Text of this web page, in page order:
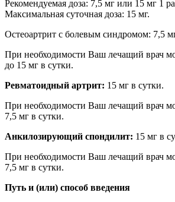
Рекомендуемая доза: 7,5 мг или 15 мг 1
Максимальная суточная доза: 15 мг.
Остеоартрит с болевым синдромом: 7,5
При необходимости Ваш лечащий врач
до 15 мг в сутки.
Ревматоидный артрит: 15 мг в сутки.
При необходимости Ваш лечащий врач
7,5 мг в сутки.
Анкилозирующий спондилит: 15 мг в
При необходимости Ваш лечащий врач
7,5 мг в сутки.
Путь и (или) способ введения